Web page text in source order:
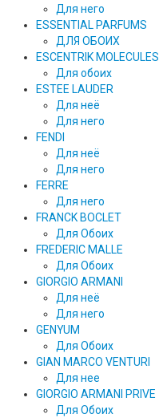
Для него
ESSENTIAL PARFUMS
ДЛЯ ОБОИХ
ESCENTRIK MOLECULES
Для обоих
ESTEE LAUDER
Для неё
Для него
FENDI
Для неё
Для него
FERRE
Для него
FRANCK BOCLET
Для Обоих
FREDERIC MALLE
Для Обоих
GIORGIO ARMANI
Для неё
Для него
GENYUM
Для Обоих
GIAN MARCO VENTURI
Для нее
GIORGIO ARMANI PRIVE
Для Обоих